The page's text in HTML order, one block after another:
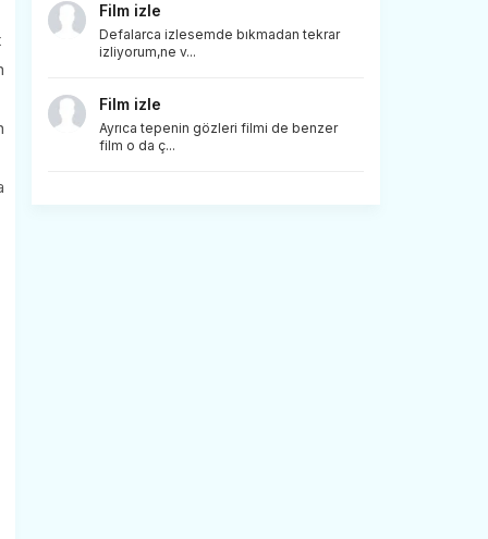
Film izle
Defalarca izlesemde bıkmadan tekrar
izliyorum,ne v...
Film izle
Ayrıca tepenin gözleri filmi de benzer
film o da ç...